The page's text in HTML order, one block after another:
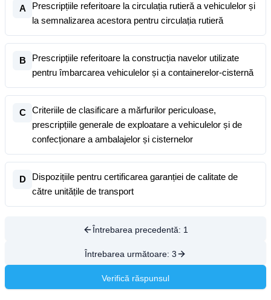
A
Prescripțiile referitoare la circulația rutieră a vehiculelor și
la semnalizarea acestora pentru circulația rutieră
B
Prescripțiile referitoare la construcția navelor utilizate
pentru îmbarcarea vehiculelor și a containerelor-cisternă
C
Criteriile de clasificare a mărfurilor periculoase,
prescripțiile generale de exploatare a vehiculelor și de
confecționare a ambalajelor și cisternelor
D
Dispozițiile pentru certificarea garanției de calitate de
către unitățile de transport
Întrebarea precedentă: 1
Întrebarea următoare: 3
Verifică răspunsul